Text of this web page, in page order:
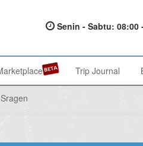
Senin - Sabtu: 08:00
Trip Journal